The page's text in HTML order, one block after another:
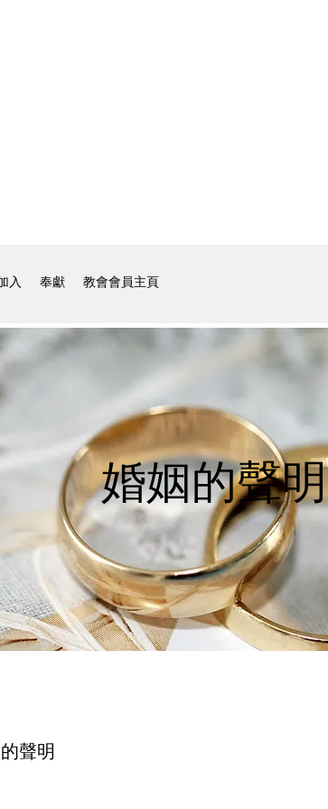
入 奉獻 教會會員主頁
婚姻的聲明
聲明